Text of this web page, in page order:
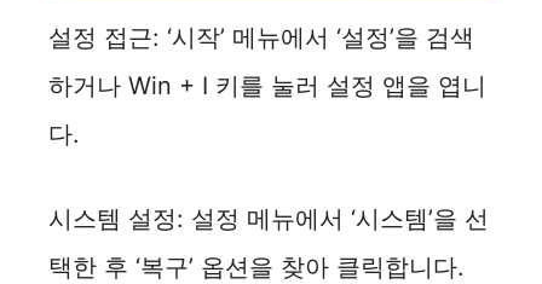
e
o
설정 접근: ‘시작’ 메뉴에서 ‘설정’을 검색
하거나 Win + I 키를 눌러 설정 앱을 엽니
다.
시스템 설정: 설정 메뉴에서 ‘시스템’을 선
택한 후 ‘복구’ 옵션을 찾아 클릭합니다.